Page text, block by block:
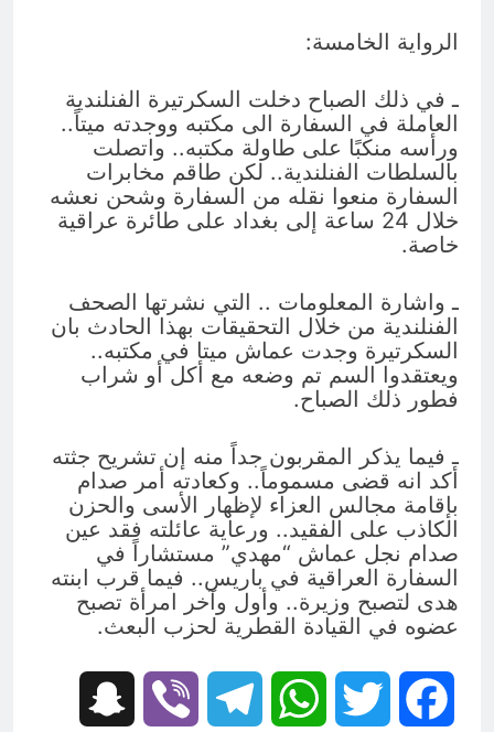
الرواية الخامسة:
ـ في ذلك الصباح دخلت السكرتيرة الفنلندية
العاملة في السفارة الى مكتبه ووجدته ميتاً..
ورأسه منكبًا على طاولة مكتبه.. واتصلت
بالسلطات الفنلندية.. لكن طاقم مخابرات
السفارة منعوا نقله من السفارة وشحن نعشه
خلال 24 ساعة إلى بغداد على طائرة عراقية
خاصة.
ـ واشارة المعلومات .. التي نشرتها الصحف
الفنلندية من خلال التحقيقات بهذا الحادث بان
السكرتيرة وجدت عماش ميتا في مكتبه..
ويعتقدوا السم تم وضعه مع أكل أو شراب
فطور ذلك الصباح.
ـ فيما يذكر المقربون جداً منه إن تشريح جثته
أكد انه قضى مسموماً.. وكعادته أمر صدام
بإقامة مجالس العزاء لإظهار الأسى والحزن
الكاذب على الفقيد.. ورعاية عائلته فقد عين
صدام نجل عماش “مهدي” مستشاراً في
السفارة العراقية في باريس.. فيما قرب ابنته
هدى لتصبح وزيرة.. وأول وآخر امرأة تصبح
عضوه في القيادة القطرية لحزب البعث.
Facebook
Twitter
WhatsApp
Telegram
Viber